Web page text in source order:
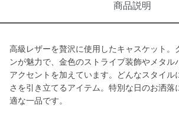
商品説明
高級レザーを贅沢に使用したキャスケット。
ンが魅力で、金色のストライプ装飾やメタル
アクセントを加えています。どんなスタイル
さを引き立てるアイテム。特別な日のお洒落
適な一品です。